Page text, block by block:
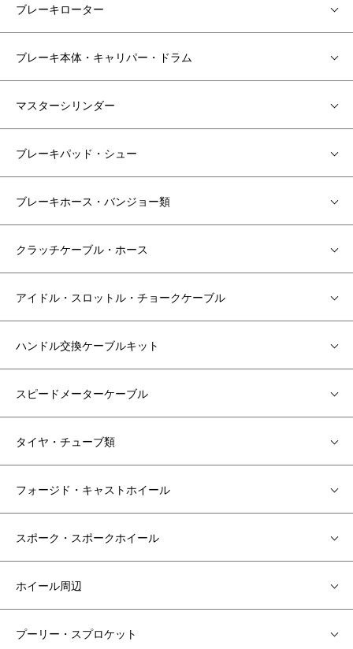
ブレーキローター
ブレーキ本体・キャリパー・ドラム
マスターシリンダー
ブレーキパッド・シュー
ブレーキホース・バンジョー類
クラッチケーブル・ホース
アイドル・スロットル・チョークケーブル
ハンドル交換ケーブルキット
スピードメーターケーブル
タイヤ・チューブ類
フォージド・キャストホイール
スポーク・スポークホイール
ホイール周辺
プーリー・スプロケット